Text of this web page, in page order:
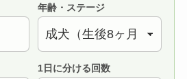
年齢・ステージ
1日に分ける回数